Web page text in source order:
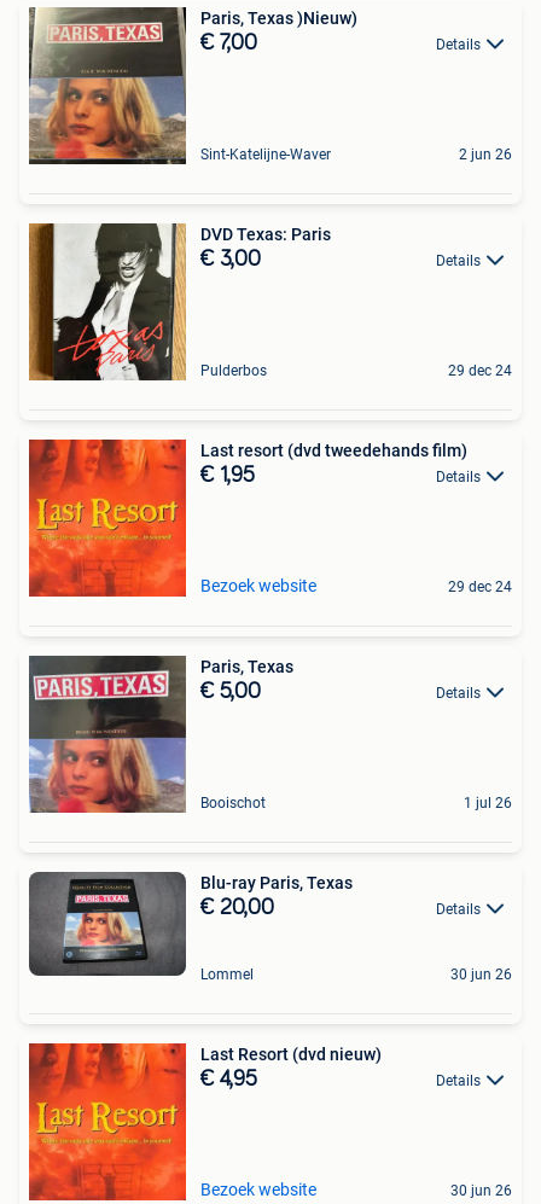
Paris, Texas )Nieuw)
€ 7,00 Details
Sint-Katelijne-Waver 2 jun 26
DVD Texas: Paris
€ 3,00 Details
Pulderbos 29 dec 24
Last resort (dvd tweedehands film)
€ 1,95 Details
Bezoek website 29 dec 24
Paris, Texas
€ 5,00 Details
Booischot 1 jul 26
Blu-ray Paris, Texas
€ 20,00 Details
Lommel 30 jun 26
Last Resort (dvd nieuw)
€ 4,95 Details
Bezoek website 30 jun 26